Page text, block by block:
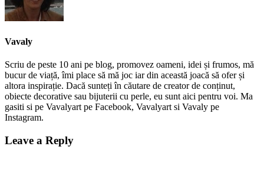
Vavaly
Scriu de peste 10 ani pe blog, promovez oameni, idei și frumos, mă
bucur de viață, îmi place să mă joc iar din această joacă să ofer și
altora inspirație. Dacă sunteți în căutare de creator de conținut,
obiecte decorative sau bijuterii cu perle, eu sunt aici pentru voi. Ma
gasiti si pe Vavalyart pe Facebook, Vavalyart si Vavaly pe
Instagram.
Leave a Reply